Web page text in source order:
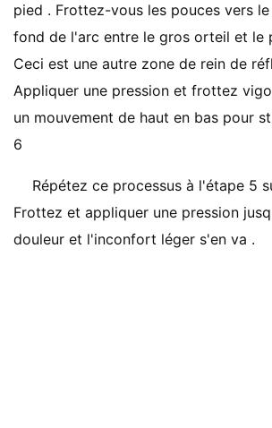
pied . Frottez-vous les pouces vers
fond de l'arc entre le gros orteil et le
Ceci est une autre zone de rein de
Appliquer une pression et frottez
un mouvement de haut en bas pour
6
Répétez ce processus à l'étape 5
Frottez et appliquer une pression
douleur et l'inconfort léger s'en va .